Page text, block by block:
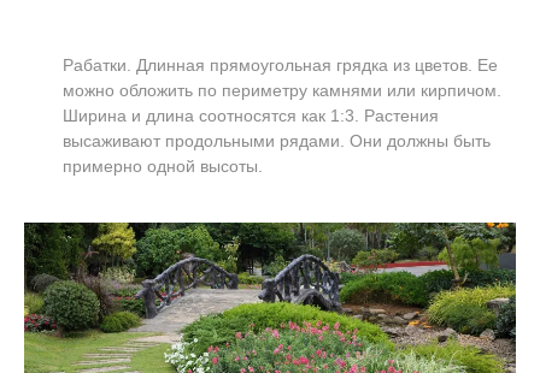
Рабатки. Длинная прямоугольная грядка из цветов. Ее
можно обложить по периметру камнями или кирпичом.
Ширина и длина соотносятся как 1:3. Растения
высаживают продольными рядами. Они должны быть
примерно одной высоты.